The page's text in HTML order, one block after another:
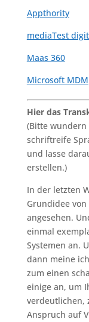
Appthority
mediaTest
Maas 360
Microsoft MDM
Hier das
(Bitte
schriftreife
und lasse
erstellen.)
In der letzten
Grundidee
angesehen.
einmal
Systemen an.
dann meine
zum einen
einige an, um
verdeutlichen,
Anspruch auf